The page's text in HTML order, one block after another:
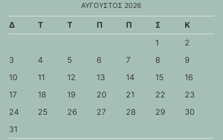
ΑΎΓΟΥΣΤΟΣ 2026
Δ Τ Τ Π Π Σ
Κ
1
2
3
4 5 6 7 8
9
10
11 12 13 14 15
16
17
18 19 20 21 22
23
24
25 26 27 28 29
30
31